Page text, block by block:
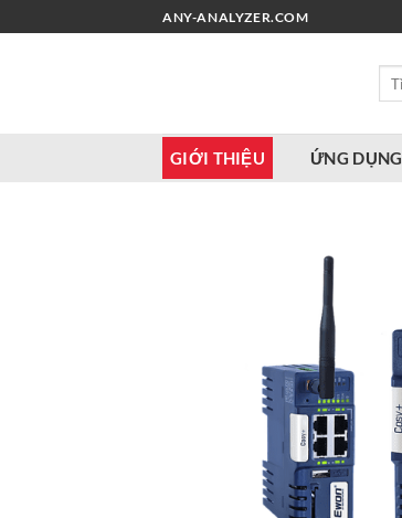
đến
ANY-ANALYZER.COM
GIỚI THIỆU ỨNG DỤNG